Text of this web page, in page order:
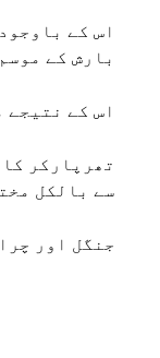
اس کے
بارش کے
اس کے نتیجے
تھرپارکر
سے بالکل
جنگل اور